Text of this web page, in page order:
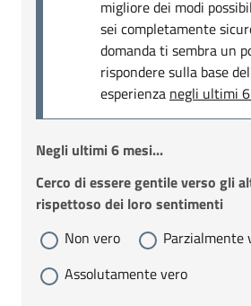
migliore dei modi
sei completamente
domanda ti sembra un
rispondere sulla base
esperienza negli ultimi
Negli ultimi 6 mesi...
Cerco di essere gentile verso gli
rispettoso dei loro sentimenti
Non vero
Parzialmente
Assolutamente vero